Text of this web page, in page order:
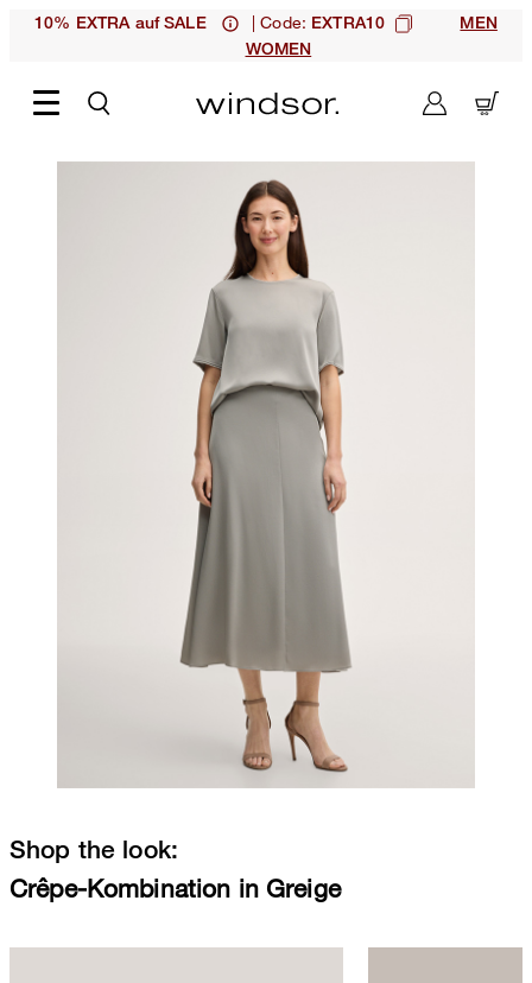
10% EXTRA auf SALE | Code: EXTRA10
MEN
WOMEN
Shop the look:
Crêpe-Kombination in Greige